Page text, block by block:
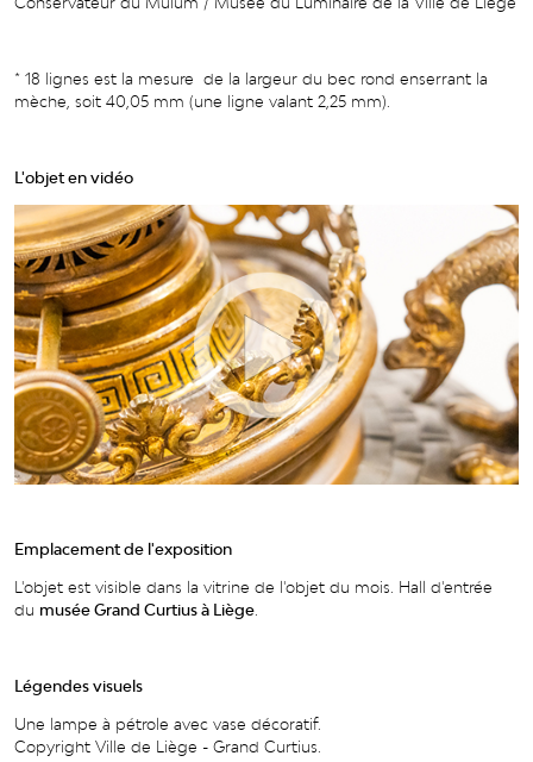
* 18 lignes est la mesure de la largeur du bec rond enserrant la
mèche, soit 40,05 mm (une ligne valant 2,25 mm)
L'objet en vidéo
Emplacement de l'exposition
L'objet est visible dans la vitrine de l'objet du mois. Hall d'entrée
du musée Grand Curtius à Liège.
Légendes visuels
Une lampe à pétrole avec vase décoratif.
Copyright Ville de Liège - Grand Curtius.